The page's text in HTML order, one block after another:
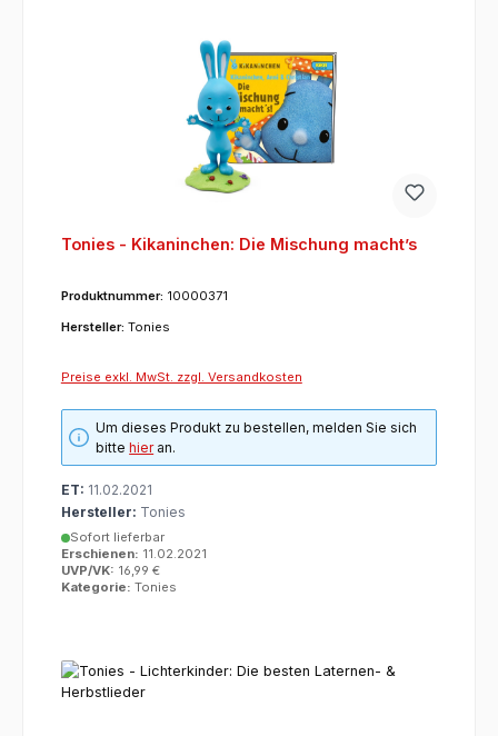
Tonies - Kikaninchen: Die Mischung macht’s
Produktnummer: 10000371
Hersteller: Tonies
Preise exkl. MwSt. zzgl. Versandkosten
Um dieses Produkt zu bestellen, melden Sie sich
bittehieran.
ET: 11.02.2021
Hersteller: Tonies
Sofort lieferbar
Erschienen: 11.02.2021
UVP/VK: 16,99 €
Kategorie: Tonies